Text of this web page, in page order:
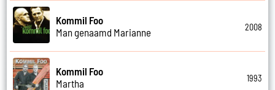
Kommil Foo
Man genaamd Marianne
2008
Kommil Foo
Martha
1993